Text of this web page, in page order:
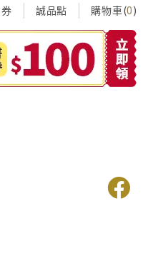
誠品點 購物車(0)